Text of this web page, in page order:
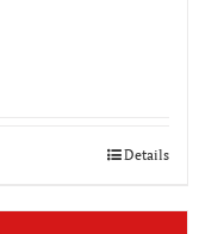
Details